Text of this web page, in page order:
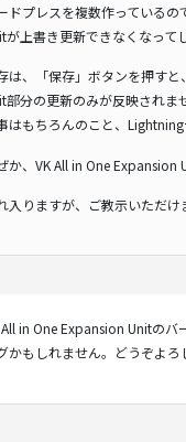
ドプレスを複数作っている
が上書き更新できなくなって
は、「保存」ボタンを押す
部分の更新のみが反映されま
はもちろんのこと、
か、VK All in One Expansion
入りますが、ご教示いただけ
All in One Expansion Unitのバ
かもしれません。どうぞよろ